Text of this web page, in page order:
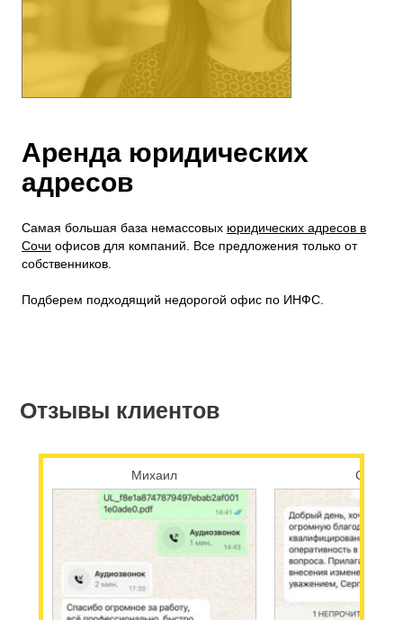
Аренда юридических
адресов
Самая большая база немассовых юридических адресов в
Сочи офисов для компаний. Все предложения только от
собственников.
Подберем подходящий недорогой офис по ИНФС.
Отзывы клиентов
Михаил Сергей